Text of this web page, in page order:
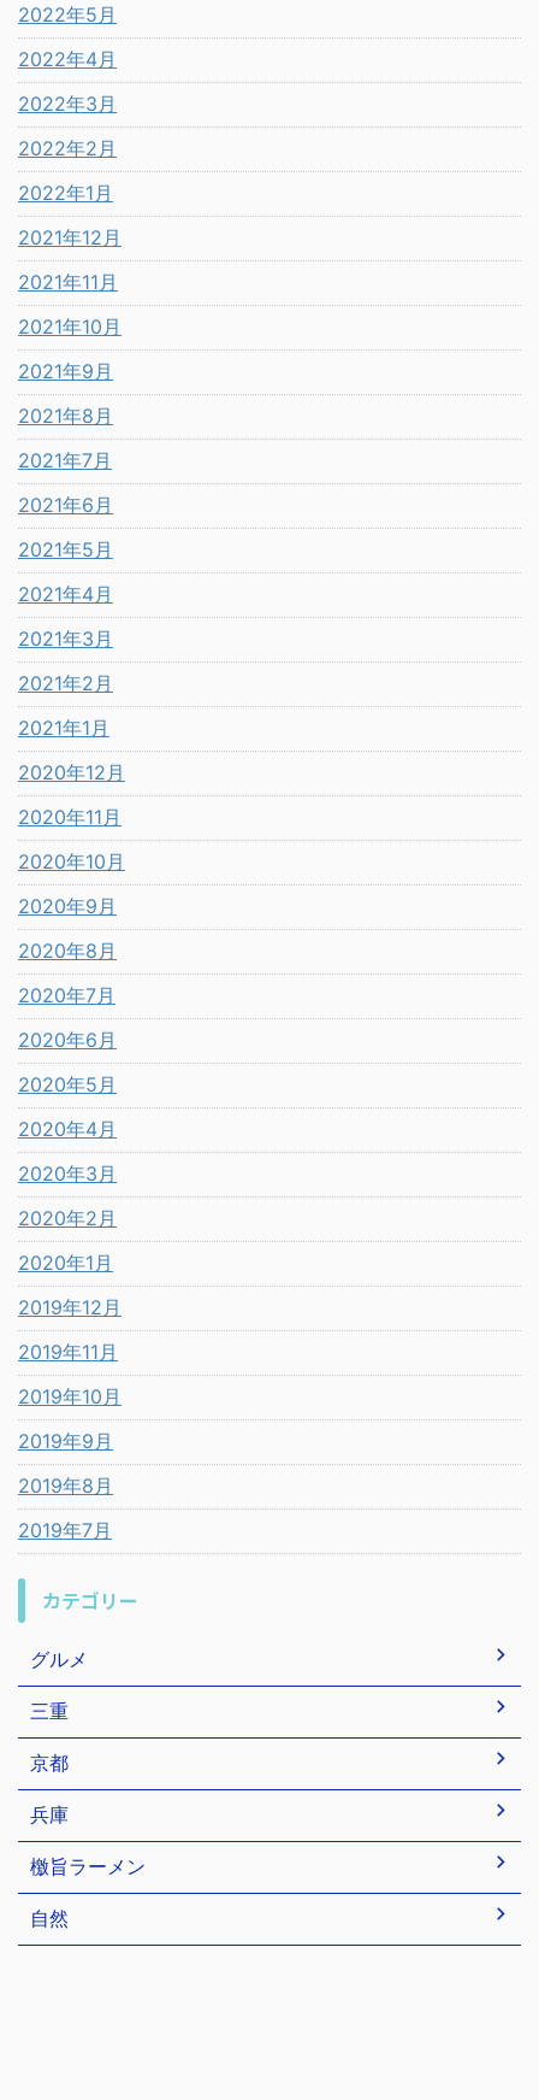
2022年5月
2022年4月
2022年3月
2022年2月
2022年1月
2021年12月
2021年11月
2021年10月
2021年9月
2021年8月
2021年7月
2021年6月
2021年5月
2021年4月
2021年3月
2021年2月
2021年1月
2020年12月
2020年11月
2020年10月
2020年9月
2020年8月
2020年7月
2020年6月
2020年5月
2020年4月
2020年3月
2020年2月
2020年1月
2019年12月
2019年11月
2019年10月
2019年9月
2019年8月
2019年7月
カテゴリー
グルメ
三重
京都
兵庫
檄旨ラーメン
自然